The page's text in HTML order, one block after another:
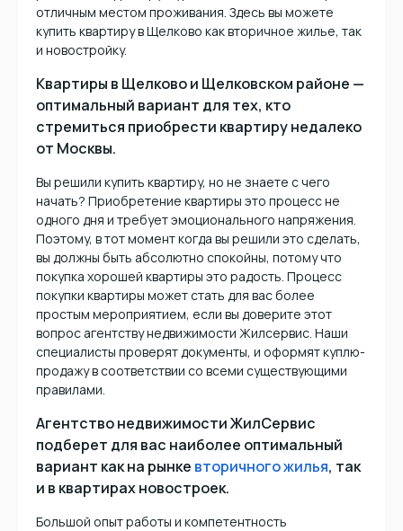
отличным местом проживания. Здесь вы можете
купить квартиру в Щелково как вторичное жилье, так
и новостройку.
Квартиры в Щелково и Щелковском районе —
оптимальный вариант для тех, кто
стремиться приобрести квартиру недалеко
от Москвы.
Вы решили купить квартиру, но не знаете с чего
начать? Приобретение квартиры это процесс не
одного дня и требует эмоционального напряжения.
Поэтому, в тот момент когда вы решили это сделать,
вы должны быть абсолютно спокойны, потому что
покупка хорошей квартиры это радость. Процесс
покупки квартиры может стать для вас более
простым мероприятием, если вы доверите этот
вопрос агентству недвижимости Жилсервис. Наши
специалисты проверят документы, и оформят куплю-
продажу в соответствии со всеми существующими
правилами.
Агентство недвижимости ЖилСервис
подберет для вас наиболее оптимальный
вариант как на рынке вторичного жилья, так
и в квартирах новостроек.
Большой опыт работы и компетентность